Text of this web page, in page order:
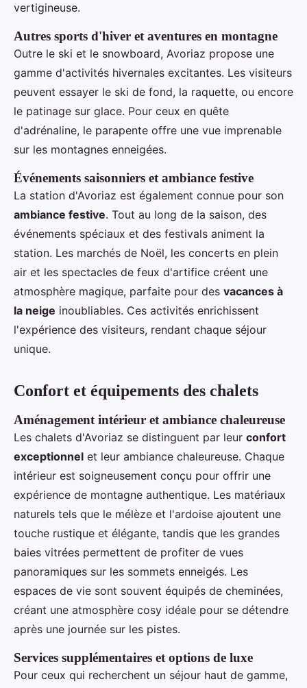
vertigineuse.
Autres sports d'hiver et aventures en montagne
Outre le ski et le snowboard, Avoriaz propose une
gamme d'activités hivernales excitantes. Les visiteurs
peuvent essayer le ski de fond, la raquette, ou encore
le patinage sur glace. Pour ceux en quête
d'adrénaline, le parapente offre une vue imprenable
sur les montagnes enneigées.
Événements saisonniers et ambiance festive
La station d'Avoriaz est également connue pour son
ambiance festive. Tout au long de la saison, des
événements spéciaux et des festivals animent la
station. Les marchés de Noël, les concerts en plein
air et les spectacles de feux d'artifice créent une
atmosphère magique, parfaite pour des vacances à
la neige inoubliables. Ces activités enrichissent
l'expérience des visiteurs, rendant chaque séjour
unique.
Confort et équipements des chalets
Aménagement intérieur et ambiance chaleureuse
Les chalets d'Avoriaz se distinguent par leur confort
exceptionnel et leur ambiance chaleureuse. Chaque
intérieur est soigneusement conçu pour offrir une
expérience de montagne authentique. Les matériaux
naturels tels que le mélèze et l'ardoise ajoutent une
touche rustique et élégante, tandis que les grandes
baies vitrées permettent de profiter de vues
panoramiques sur les sommets enneigés. Les
espaces de vie sont souvent équipés de cheminées,
créant une atmosphère cosy idéale pour se détendre
après une journée sur les pistes.
Services supplémentaires et options de luxe
Pour ceux qui recherchent un séjour haut de gamme,